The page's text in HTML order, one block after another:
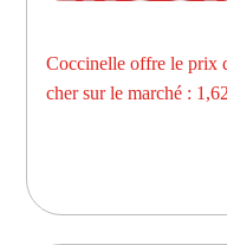
Coccinelle offre le prix
cher sur le marché :